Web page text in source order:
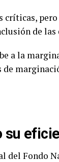
críticas,
de las
a la
de
su
del Fondo